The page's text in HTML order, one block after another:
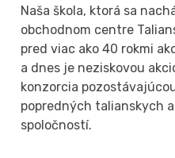
Naša škola, ktorá sa
obchodnom centre
pred viac ako 40 rokmi
a dnes je neziskovou
konzorcia
popredných talianskych
spoločností.